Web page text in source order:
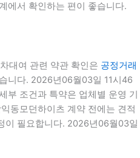
에서 확인하는 편이 좋습니다.
대여 관련 약관 확인은 공정거래
니다. 2026년06월03일 11시46
부 조건과 특약은 업체별 운영 기
동모던하이츠 계약 전에는 견적
이 필요합니다. 2026년06월03일